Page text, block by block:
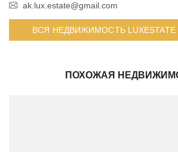
ak.lux.estate@gmail.com
ВСЯ НЕДВИЖИМОСТЬ LUXESTATE
ПОХОЖАЯ